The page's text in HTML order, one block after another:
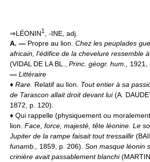
⇒LÉONIN1
, -INE, adj.
A. — Propre au lion. Chez les peuplades
africain, l'édifice de la chevelure ressemble
(VIDAL DE LA BL., Princ. géogr. hum., 1921,
— Littéraire
♦ Rare. Relatif au lion. Tout entier à sa
de Tarascon allait droit devant lui(A.
1872, p. 120).
♦ Qui rappelle (physiquement ou
lion. Face, force, majesté, tête léonine. Le
Jupiter de la rampe faisait tout tressaillir
funamb., 1859, p. 206). Son masque léonin
crinière avait passablement blanchi